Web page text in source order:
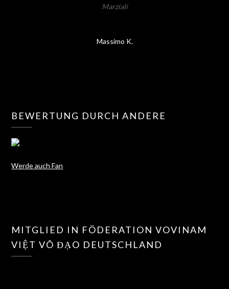
Marziali
Massimo K.
BEWERTUNG DURCH ANDERE
Werde auch Fan
MITGLIED IN FÖDERATION VOVINAM
VIỆT VÕ ĐẠO DEUTSCHLAND